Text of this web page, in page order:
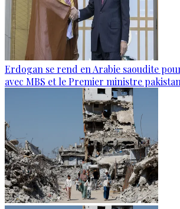
Erdogan se rend en Arabie saoudite
avec MBS et le Premier ministre